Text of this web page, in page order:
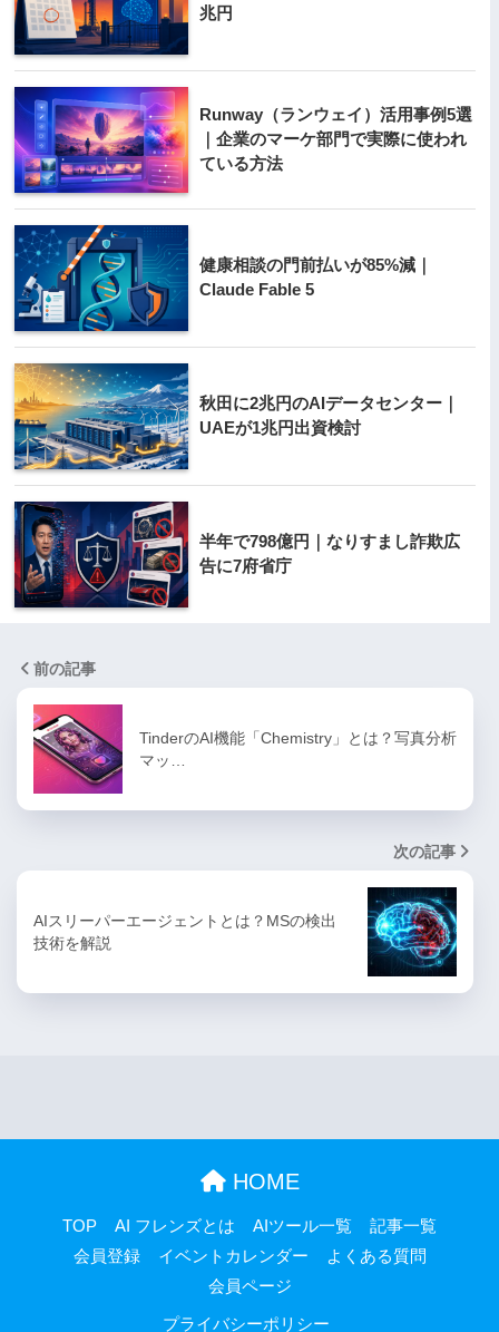
兆円
Runway（ランウェイ）活用事例5選
｜企業のマーケ部門で実際に使われ
ている方法
健康相談の門前払いが85%減｜
Claude Fable 5
秋田に2兆円のAIデータセンター｜
UAEが1兆円出資検討
半年で798億円｜なりすまし詐欺広
告に7府省庁
前の記事
TinderのAI機能「Chemistry」とは？写真分析
マッ…
次の記事
AIスリーパーエージェントとは？MSの検出
技術を解説
HOME
TOP AI フレンズとは AIツール一覧
記事一覧
会員登録
イベントカレンダー
よくある質問
会員ページ
プライバシーポリシー